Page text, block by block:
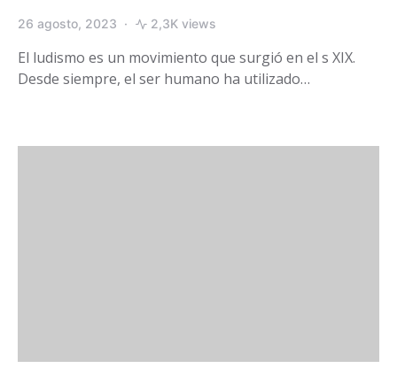
26 agosto, 2023 2,3K views
El ludismo es un movimiento que surgió en el s XIX.
Desde siempre, el ser humano ha utilizado…